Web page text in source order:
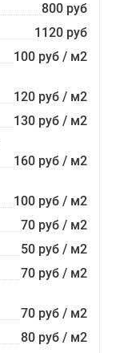
800 руб
1120 руб
100 руб / м2
120 руб / м2
130 руб / м2
160 руб / м2
100 руб / м2
70 руб / м2
50 руб / м2
70 руб / м2
70 руб / м2
80 руб / м2